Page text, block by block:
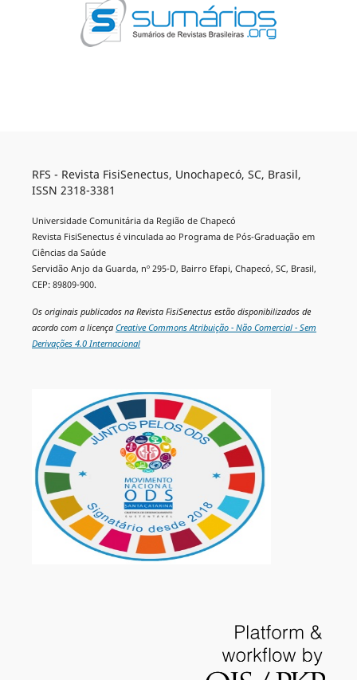
RFS - Revista FisiSenectus, Unochapecó, SC, Brasil,
ISSN 2318-3381
Universidade Comunitária da Região de Chapecó
Revista FisiSenectus é vinculada ao Programa de Pós-Graduação em
Ciências da Saúde
Servidão Anjo da Guarda, nº 295-D, Bairro Efapi, Chapecó, SC, Brasil,
CEP: 89809-900.
Os originais publicados na Revista FisiSenectus estão disponibilizados de
acordo com a licença Creative Commons Atribuição - Não Comercial - Sem
Derivações 4.0 Internacional